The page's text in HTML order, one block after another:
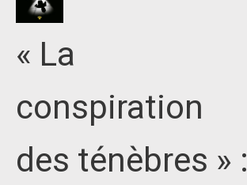
« La
conspiration
des ténèbres » :